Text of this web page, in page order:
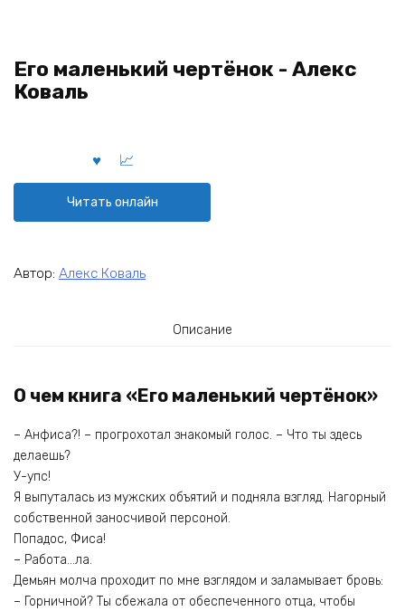
Его маленький чертёнок - Алекс
Коваль
Читать онлайн
Автор: Алекс Коваль
Описание
О чем книга «Его маленький чертёнок»
– Анфиса?! – прогрохотал знакомый голос. – Что ты здесь
делаешь?
У-упс!
Я выпуталась из мужских объятий и подняла взгляд. Нагорный
собственной заносчивой персоной.
Попадос, Фиса!
– Работа…ла.
Демьян молча проходит по мне взглядом и заламывает бровь:
– Горничной? Ты сбежала от обеспеченного отца, чтобы